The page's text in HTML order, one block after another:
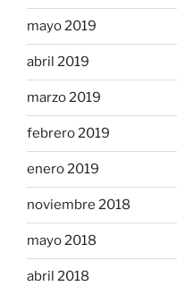
mayo 2019
abril 2019
marzo 2019
febrero 2019
enero 2019
noviembre 2018
mayo 2018
abril 2018